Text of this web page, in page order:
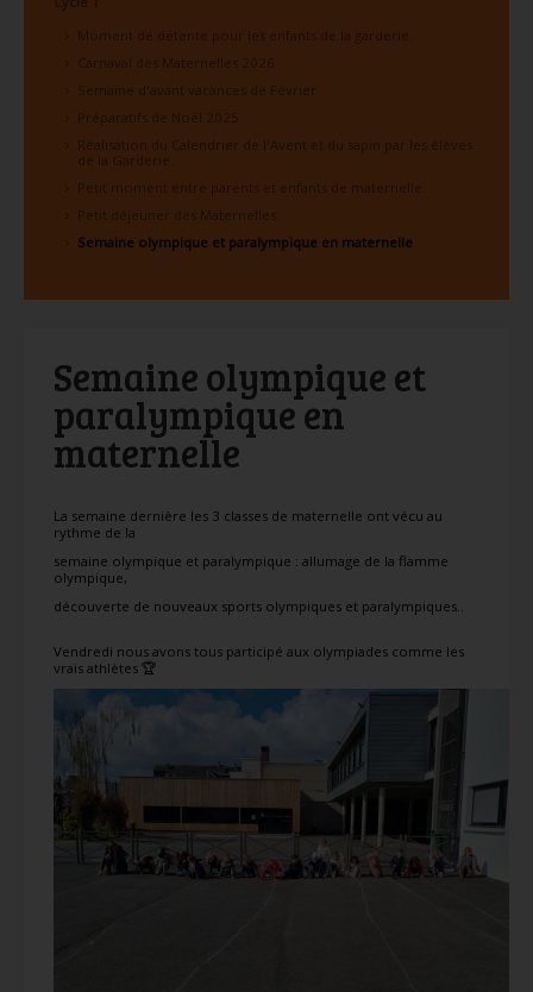
Moment de détente pour les enfants de la garderie.
Carnaval des Maternelles 2026
Semaine d'avant vacances de Février
Préparatifs de Noël 2025
Réalisation du Calendrier de l'Avent et du sapin par les élèves
de la Garderie.
Petit moment entre parents et enfants de maternelle.
Petit déjeuner des Maternelles.
Semaine olympique et paralympique en maternelle
Semaine olympique et
paralympique en
maternelle
La semaine dernière les 3 classes de maternelle ont vécu au
rythme de la
semaine olympique et paralympique : allumage de la flamme
olympique,
découverte de nouveaux sports olympiques et paralympiques..
Vendredi nous avons tous participé aux olympiades comme les
vrais athlètes 🏆